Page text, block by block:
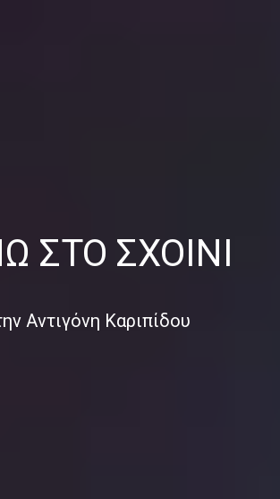
ΣΤΟ ΣΧΟΙΝΊ
Αντιγόνη Καριπίδου